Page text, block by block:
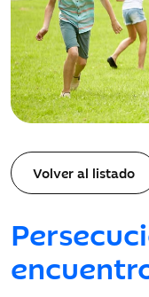
Volver al listado